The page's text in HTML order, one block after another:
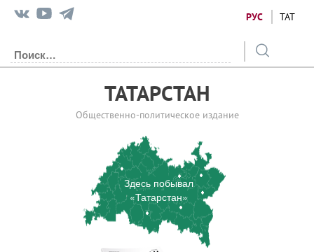
РУС ТАТ
ТАТАРСТАН
Общественно-политическое издание
Здесь побывал
«Татарстан»